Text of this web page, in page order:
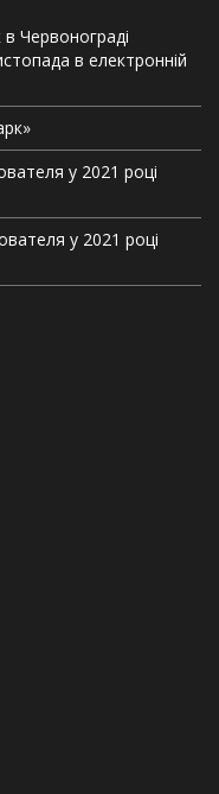
в Червонограді
в електронній
у 2021 році
у 2021 році